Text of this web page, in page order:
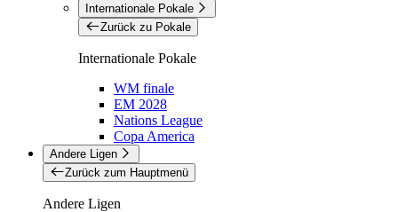
Internationale Pokale
Zurück zu Pokale
Internationale Pokale
WM finale
EM 2028
Nations League
Copa America
Andere Ligen
Zurück zum Hauptmenü
Andere Ligen